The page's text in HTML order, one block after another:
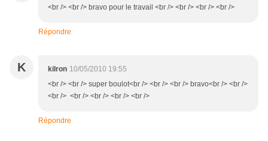
<br /> <br /> bravo pour le travail <br /> <br /> <br /> <br />
Répondre
K kilron 10/05/2010 19:55
<br /> <br /> super boulot<br /> <br /> <br /> bravo<br /> <br />
<br /> <br /> <br /> <br /> <br />
Répondre